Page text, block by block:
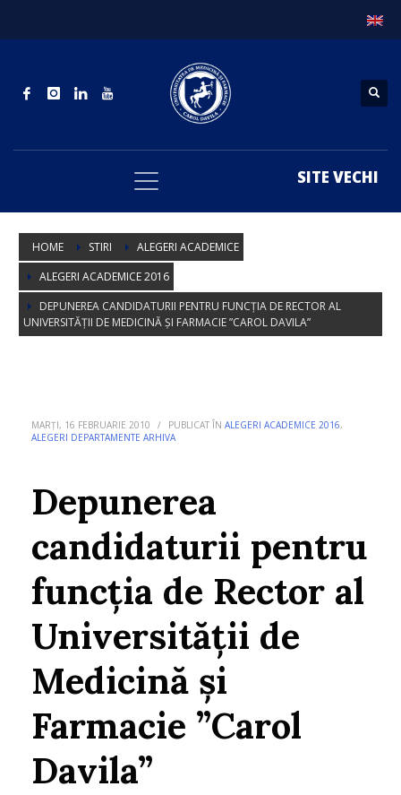
SITE VECHI
HOME STIRI
ALEGERI ACADEMICE
ALEGERI ACADEMICE 2016
DEPUNEREA CANDIDATURII PENTRU FUNCȚIA DE RECTOR AL
UNIVERSITĂȚII DE MEDICINĂ ȘI FARMACIE ”CAROL DAVILA”
MARȚI, 16 FEBRUARIE 2010 / PUBLICAT ÎN ALEGERI ACADEMICE 2016,
ALEGERI DEPARTAMENTE ARHIVA
Depunerea
candidaturii pentru
funcția de Rector al
Universității de
Medicină și
Farmacie ”Carol
Davila”